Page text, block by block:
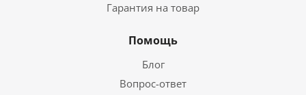
Гарантия на товар
Помощь
Блог
Вопрос-ответ